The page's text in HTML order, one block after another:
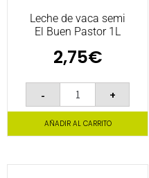
Leche de vaca semi
El Buen Pastor 1L
2,75€
- +
AÑADIR AL CARRITO